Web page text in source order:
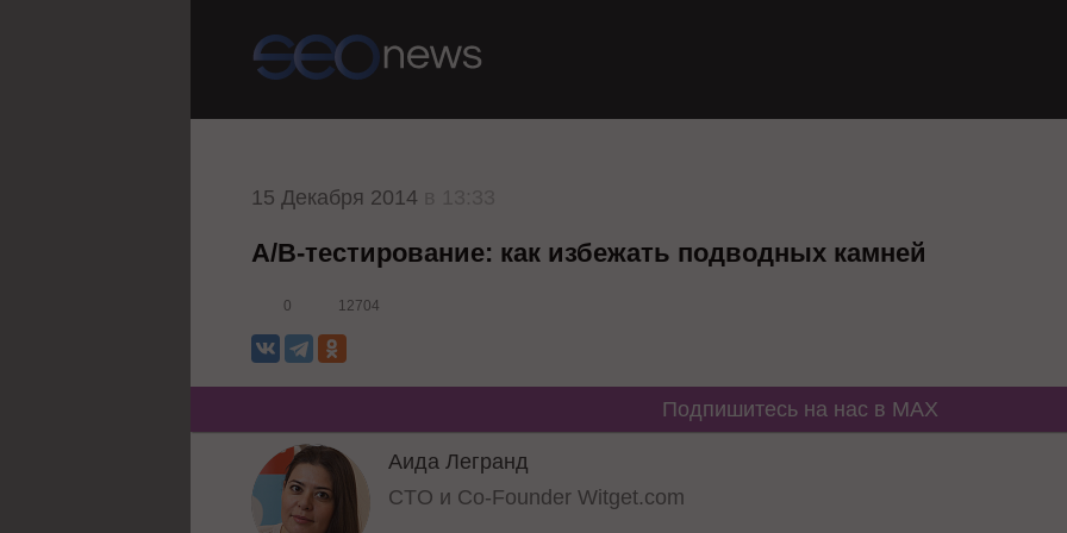
15 Декабря 2014
А/В-тестирование: как избежать подводных камней
0 12704
Подпишитесь на нас в MAX
Аида Легранд
CTO и Co-Founder Witget.com